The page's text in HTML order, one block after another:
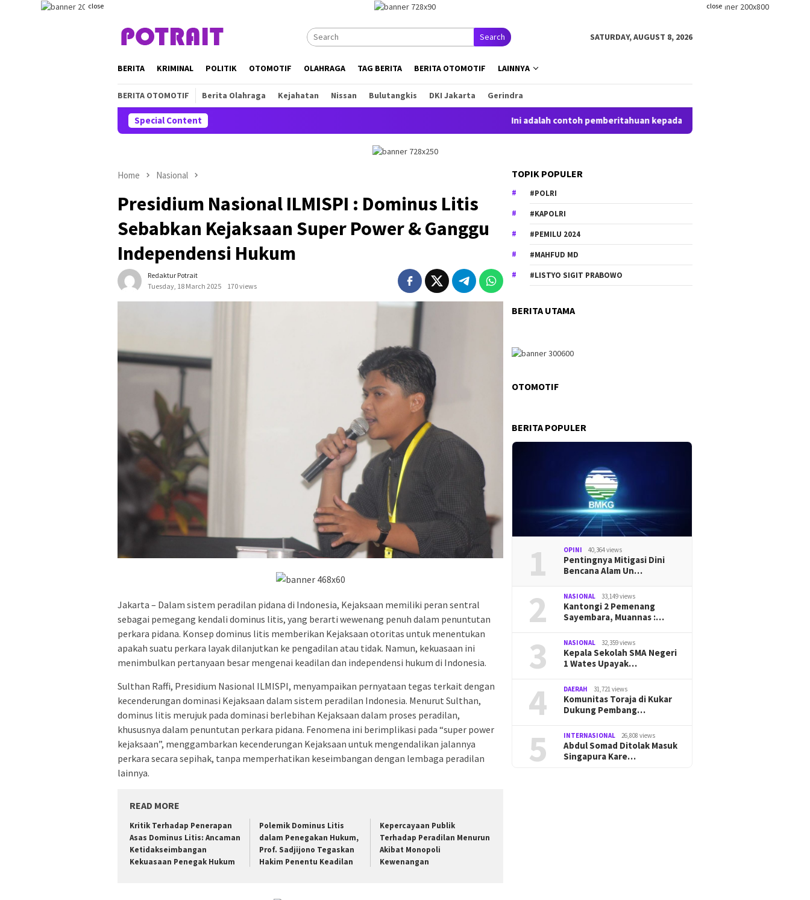
close close
Search SATURDAY, AUGUST 8, 2026
BERITA KRIMINAL POLITIK OTOMOTIF OLAHRAGA TAG BERITA BERITA OTOMOTIF LAINNYA
BERITA OTOMOTIF Berita Olahraga Kejahatan Nissan Bulutangkis DKI Jakarta Gerindra
Special Content Ini adalah contoh pemberitahuan kepada pengunjung anda. Bloggingpro
Home Nasional
Presidium Nasional ILMISPI : Dominus Litis
Sebabkan Kejaksaan Super Power & Ganggu
Independensi Hukum
Redaktur Potrait
Tuesday, 18 March 2025
170 views
Jakarta – Dalam sistem peradilan pidana di Indonesia, Kejaksaan memiliki peran sentral
sebagai pemegang kendali dominus litis, yang berarti wewenang penuh dalam penuntutan
perkara pidana. Konsep dominus litis memberikan Kejaksaan otoritas untuk menentukan
apakah suatu perkara layak dilanjutkan ke pengadilan atau tidak. Namun, kekuasaan ini
menimbulkan pertanyaan besar mengenai keadilan dan independensi hukum di Indonesia.
Sulthan Raffi, Presidium Nasional ILMISPI, menyampaikan pernyataan tegas terkait dengan
kecenderungan dominasi Kejaksaan dalam sistem peradilan Indonesia. Menurut Sulthan,
dominus litis merujuk pada dominasi berlebihan Kejaksaan dalam proses peradilan,
khususnya dalam penuntutan perkara pidana. Fenomena ini berimplikasi pada “super power
kejaksaan”, menggambarkan kecenderungan Kejaksaan untuk mengendalikan jalannya
perkara secara sepihak, tanpa memperhatikan keseimbangan dengan lembaga peradilan
lainnya.
READ MORE
Kritik Terhadap Penerapan
Asas Dominus Litis: Ancaman
Ketidakseimbangan
Kekuasaan Penegak Hukum
Polemik Dominus Litis
dalam Penegakan Hukum,
Prof. Sadjijono Tegaskan
Hakim Penentu Keadilan
Kepercayaan Publik
Terhadap Peradilan Menurun
Akibat Monopoli
Kewenangan
TOPIK POPULER
#POLRI
#KAPOLRI
#PEMILU 2024
#MAHFUD MD
#LISTYO SIGIT PRABOWO
BERITA UTAMA
OTOMOTIF
BERITA POPULER
1 OPINI 40,364 views
Pentingnya Mitigasi Dini
Bencana Alam Un…
2 NASIONAL 33,149 views
Kantongi 2 Pemenang
Sayembara, Muannas :…
3 NASIONAL 32,359 views
Kepala Sekolah SMA Negeri
1 Wates Upayak…
4 DAERAH 31,721 views
Komunitas Toraja di Kukar
Dukung Pembang…
5 INTERNASIONAL 26,808 views
Abdul Somad Ditolak Masuk
Singapura Kare…